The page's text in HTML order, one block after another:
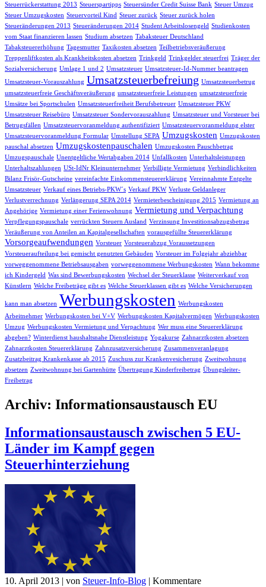
Steuerrückerstattung 2013 Steuerspartipps Steuersünder Credit Suisse Bank Steuer Umzug
Steuer Umzugskosten Steuervorteil Kind Steuer zurück Steuer zurück holen
Steueränderungen 2013 Steueränderungen 2014 Student Arbeitslosengeld Studienkosten
vom Staat finanzieren lassen Studium absetzen Tabaksteuer Deutschland
Tabaksteuererhöhung Tagesmutter Taxikosten absetzen Teilbetriebsveräußerung
Treppenliftkosten als Krankheitskosten absetzen Trinkgeld Trinkgelder steuerfrei Träger der
Sozialversicherung Umlage 1 und 2 Umsatzsteuer Umsatzsteuer-Id-Nummer beantragen
Umsatzsteuer-Vorauszahlung Umsatzsteuerbefreiung Umsatzsteuerbetrug
umsatzsteuerfreie Geschäftsveräußerung umsatzsteuerfreie Leistungen umsatzsteuerfreie
Umsätze bei Sportschulen Umsatzsteuerfreiheit Berufsbetreuer Umsatzsteuer PKW
Umsatzsteuer Reisebüro Umsatzsteuer Sondervorauszahlung Umsatzsteuer und Vorsteuer bei
Betrugsfällen Umsatzsteuervoranmeldung authentifiziert Umsatzsteuervoranmeldung elster
Umsatzsteuervoranmeldung Formular Umstellung SEPA Umzugskosten Umzugskosten
pauschal absetzen Umzugskostenpauschalen Umzugskosten Pauschbetrag
Umzugspauschale Unentgeltliche Wertabgaben 2014 Unfallkosten Unterhaltsleistungen
Unterhaltszahlungen USt-IdNr Kleinunternehmer Verbilligte Vermietung Verbindlichkeiten
Bilanz Frisör-Gutscheine vereinfachte Einkommensteuererklärung Vereinnahmte Entgelte
Umsatzsteuer Verkauf eines Betriebs-PKW´s Verkauf PKW Verluste Geldanleger
Verlustverrechnung Verlängerung SEPA 2014 Vermieterbescheinigung 2015 Vermietung an
Angehörige Vermietung einer Ferienwohnung Vermietung und Verpachtung
Verpflegungspauschale verrückten Steuern Ausland Verzinsung Investitionsabzugsbetrag
Veräußerung von Anteilen an Kapitalgesellschaften vorausgefüllte Steuererklärung
Vorsorgeaufwendungen Vorsteuer Vorsteuerabzug Voraussetzungen
Vorsteueraufteilung bei gemischt genutzten Gebäuden Vorsteuer im Folgejahr abziehbar
vorweggenommene Betriebsausgaben vorweggenommene Werbungskosten Wann bekomme
ich Kindergeld Was sind Bewerbungskosten Wechsel der Steuerklasse Weiterverkauf von
Künstlern Welche Freibeträge gibt es Welche Steuerklassen gibt es Welche Versicherungen
kann man absetzen Werbungskosten Werbungskosten
Arbeitnehmer Werbungskosten bei V+V Werbungskosten Kapitalvermögen Werbungskosten
Umzug Werbungskosten Vermietung und Verpachtung Wer muss eine Steuererklärung
abgeben? Winterdienst haushaltsnahe Dienstleistung Yogakurse Zahnarztkosten absetzen
Zahnarztkosten Steuererklärung Zahnzusatzversicherung Zusammenveranlagung
Zusatzbeitrag Krankenkasse ab 2015 Zuschuss zur Krankenvesicherung Zweitwohnung
absetzen Zweitwohnung bei Gartenhütte Übertragung Kinderfreibetrag Übungsleiter-
Freibetrag
Archiv: Informationsaustausch EU
Informationsaustausch zwischen 5 EU-
Länder im Kampf gegen
Steuerhinterziehung
10. April 2013 | von Steuer-Info-Blog | Kommentare